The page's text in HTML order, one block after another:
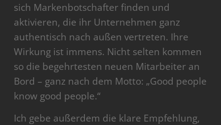
sich Markenbotschafter finden und
aktivieren, die ihr Unternehmen ganz
authentisch nach außen vertreten. Ihre
Wirkung ist immens. Nicht selten kommen
so die begehrtesten neuen Mitarbeiter an
Bord – ganz nach dem Motto: „Good people
know good people.“
Ich gebe außerdem die klare Empfehlung,